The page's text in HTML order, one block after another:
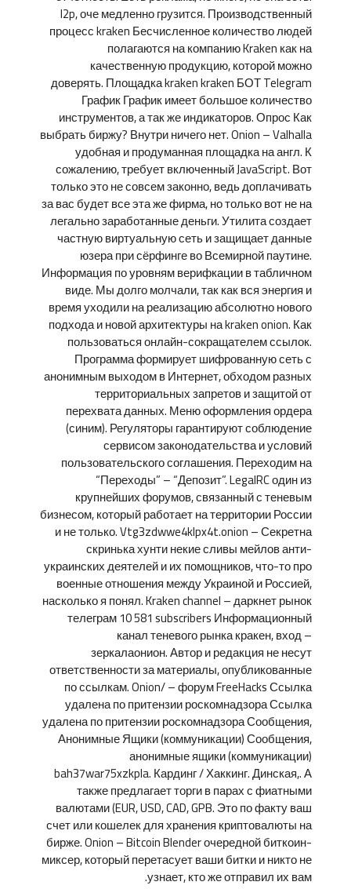
I2p, оче медленно грузится. Производственный
процесс kraken Бесчисленное количество людей
полагаются на компанию Kraken как на
качественную продукцию, которой можно
доверять. Площадка kraken kraken БОТ Telegram
График График имеет большое количество
инструментов, а так же индикаторов. Опрос Как
выбрать биржу? Внутри ничего нет. Onion – Valhalla
удобная и продуманная площадка на англ. К
сожалению, требует включенный JavaScript. Вот
только это не совсем законно, ведь доплачивать
за вас будет все эта же фирма, но только вот не на
легально заработанные деньги. Утилита создает
частную виртуальную сеть и защищает данные
юзера при сёрфинге во Всемирной паутине.
Информация по уровням верифкации в табличном
виде. Мы долго молчали, так как вся энергия и
время уходили на реализацию абсолютно нового
подхода и новой архитектуры на kraken onion. Как
пользоваться онлайн-сокращателем ссылок.
Программа формирует шифрованную сеть с
анонимным выходом в Интернет, обходом разных
территориальных запретов и защитой от
перехвата данных. Меню оформления ордера
(синим). Регуляторы гарантируют соблюдение
сервисом законодательства и условий
пользовательского соглашения. Переходим на
“Переходы” – “Депозит”. LegalRC один из
крупнейших форумов, связанный с теневым
бизнесом, который работает на территории России
и не только. Vtg3zdwwe4klpx4t.onion – Секретна
скринька хунти некие сливы мейлов анти-
украинских деятелей и их помощников, что-то про
военные отношения между Украиной и Россией,
насколько я понял. Kraken channel – даркнет рынок
телеграм 10 581 subscribers Информационный
канал теневого рынка кракен, вход –
зеркалаонион. Автор и редакция не несут
ответственности за материалы, опубликованные
по ссылкам. Onion/ – форум FreeHacks Ссылка
удалена по притензии роскомнадзора Ссылка
удалена по притензии роскомнадзора Сообщения,
Анонимные Ящики (коммуникации) Сообщения,
анонимные ящики (коммуникации)
bah37war75xzkpla. Кардинг / Хаккинг. Динская,. А
также предлагает торги в парах с фиатными
валютами (EUR, USD, CAD, GPB. Это по факту ваш
счет или кошелек для хранения криптовалюты на
бирже. Onion – Bitcoin Blender очередной биткоин-
миксер, который перетасует ваши битки и никто не
узнает, кто же отправил их вам.